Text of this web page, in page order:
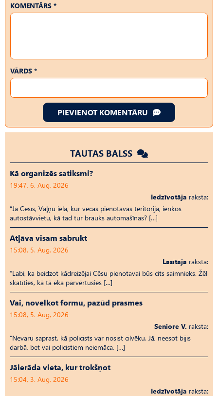
KOMENTĀRS *
VĀRDS *
PIEVIENOT KOMENTĀRU
TAUTAS BALSS
Kā organizēs satiksmi?
19:47, 6. Aug, 2026
Iedzīvotāja raksta:
“Ja Cēsīs, Vaļņu ielā, kur vecās pienotavas teritorija, ierīkos
autostāvvietu, kā tad tur brauks automašīnas? […]
Atļāva visam sabrukt
15:08, 5. Aug, 2026
Lasītāja raksta:
“Labi, ka beidzot kādreizējai Cēsu pienotavai būs cits saimnieks. Žēl
skatīties, kā tā ēka pārvērtusies […]
Vai, novelkot formu, pazūd prasmes
15:08, 5. Aug, 2026
Seniore V. raksta:
“Nevaru saprast, kā policists var nosist cilvēku. Jā, neesot bijis
darbā, bet vai policistiem neiemāca, […]
Jāierāda vieta, kur trokšņot
15:04, 3. Aug, 2026
Iedzīvotāja raksta: